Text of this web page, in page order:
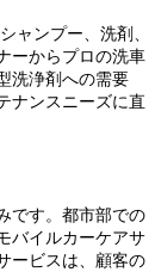
ャンプー、洗剤、
ーからプロの洗車
洗浄剤への需要
ナンスニーズに直
です。都市部での
バイルカーケアサ
ービスは、顧客の